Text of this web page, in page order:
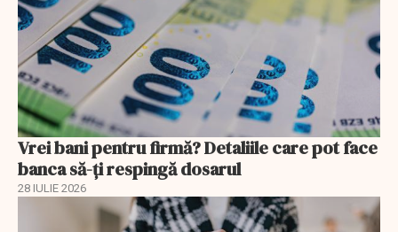
Vrei bani pentru firmă? Detaliile care pot face
banca să-ți respingă dosarul
28 IULIE 2026